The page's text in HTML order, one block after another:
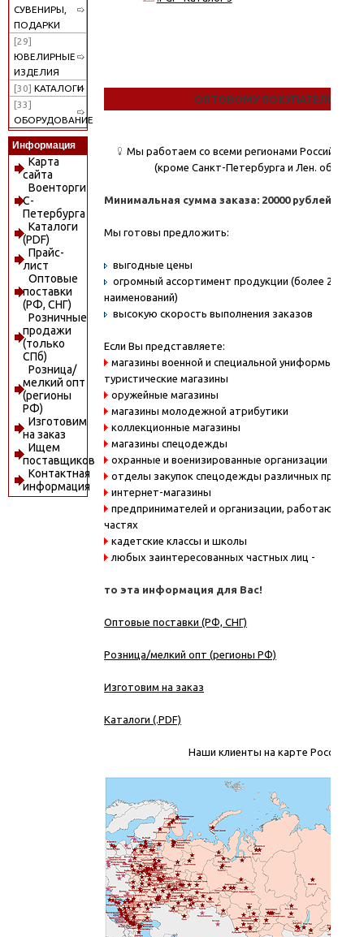
СУВЕНИРЫ,
ПОДАРКИ
[29]
ЮВЕЛИРНЫЕ
ИЗДЕЛИЯ
[30] КАТАЛОГИ
[33]
ОБОРУДОВАНИЕ
Информация
Карта
сайта
Военторги
С-
Петербурга
Каталоги
(PDF)
Прайс-
лист
Оптовые
поставки
(РФ, СНГ)
Розничные
продажи
(только
СПб)
Розница/
мелкий опт
(регионы
РФ)
Изготовим
на заказ
Ищем
поставщиков
Контактная
информация
ОПТОВОМУ ПОКУПАТЕЛЮ
Мы работаем со всеми регионами Российской
(кроме Санкт-Петербурга и Лен.
Минимальная сумма заказа: 20000 рублей.
Мы готовы предложить:
выгодные цены
огромный ассортимент продукции (более 20000
наименований)
высокую скорость выполнения заказов
Если Вы представляете:
магазины военной и специальной униформы -
туристические магазины
оружейные магазины
магазины молодежной атрибутики
коллекционные магазины
магазины спецодежды
охранные и военизированные организации
отделы закупок спецодежды различных
интернет-магазины
предпринимателей и организации, работающие в
частях
кадетские классы и школы
любых заинтересованных частных лиц -
то эта информация для Вас!
Оптовые поставки (РФ, СНГ)
Розница/мелкий опт (регионы РФ)
Изготовим на заказ
Каталоги (.PDF)
Наши клиенты на карте России